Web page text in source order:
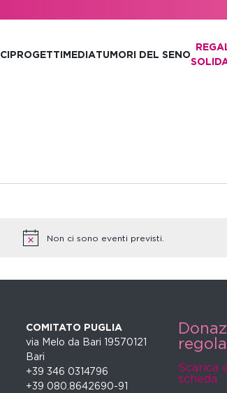
PROGETTIMEDIATUMORI DEL SENO
Non ci sono eventi previsti.
COMITATO PUGLIA
via Melo da Bari 19570121
Bari
+39 346 0314796
+39 080.8642690-91
Scarica
scheda